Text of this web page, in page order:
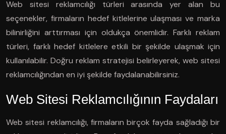
Web sitesi reklamcılığı türleri arasında yer alan bu
seçenekler, firmaların hedef kitlelerine ulaşması ve marka
bilinirliğini arttırması için oldukça önemlidir. Farklı reklam
türleri, farklı hedef kitlelere etkili bir şekilde ulaşmak için
kullanılabilir. Doğru reklam stratejisi belirleyerek, web sitesi
reklamcılığından en iyi şekilde faydalanabilirsiniz.
Web Sitesi Reklamcılığının Faydaları
Web sitesi reklamcılığı, firmaların birçok fayda sağladığı bir